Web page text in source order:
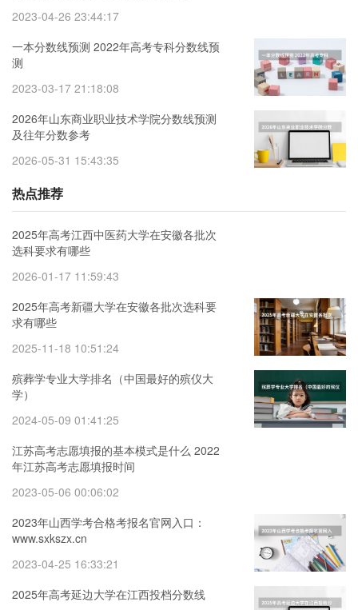
2023-04-26 23:44:17
一本分数线预测 2022年高考专科分数线预
测
2023-03-17 21:18:08
2026年山东商业职业技术学院分数线预测
及往年分数参考
2026-05-31 15:43:35
热点推荐
2025年高考江西中医药大学在安徽各批次
选科要求有哪些
2026-01-17 11:59:43
2025年高考新疆大学在安徽各批次选科要
求有哪些
2025-11-18 10:51:24
殡葬学专业大学排名（中国最好的殡仪大
学）
2024-05-09 01:41:25
江苏高考志愿填报的基本模式是什么 2022
年江苏高考志愿填报时间
2023-05-06 00:06:02
2023年山西学考合格考报名官网入口：
www.sxkszx.cn
2023-04-25 16:33:21
2025年高考延边大学在江西投档分数线